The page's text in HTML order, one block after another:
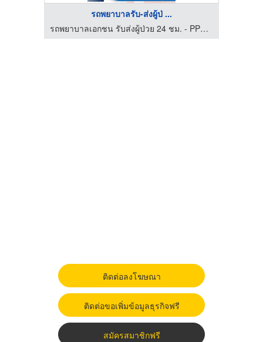
รถพยาบาลรับ-ส่งผู้ป่ ...
รถพยาบาลเอกชน รับส่งผู้ป่วย 24 ชม. - PPK MEDICAL AMBULANCE
ติดต่อลงโฆษณา
ติดต่อขอเพิ่มข้อมูลธุรกิจฟรี
สมัครสมาชิกฟรี